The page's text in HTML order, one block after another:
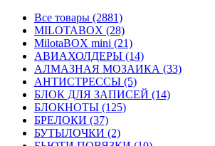
Все товары (2881)
MILOTABOX (28)
MilotaBOX mini (21)
АВИАХОЛДЕРЫ (14)
АЛМАЗНАЯ МОЗАИКА (33)
АНТИСТРЕССЫ (5)
БЛОК ДЛЯ ЗАПИСЕЙ (14)
БЛОКНОТЫ (125)
БРЕЛОКИ (37)
БУТЫЛОЧКИ (2)